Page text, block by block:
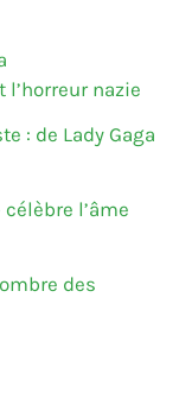
nazie
: de Lady Gaga
l’âme
des